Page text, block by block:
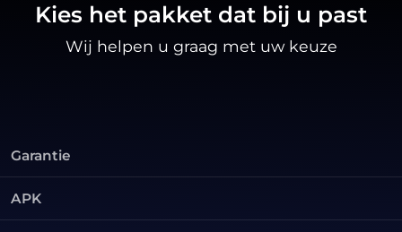
Kies het pakket dat bij u past
Wij helpen u graag met uw keuze
Garantie
APK